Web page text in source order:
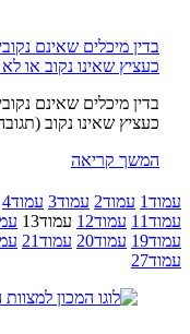
בדין מיכלים שאינם
כעציץ שאינו נקוב או
בדין מיכלים שאינם
כעציץ שאינו נקוב
המשך קריאה
עמוד1 עמוד2 עמוד3 עמוד4
עמוד11 עמוד12 עמוד13
עמוד19 עמוד20 עמוד21
עמוד27